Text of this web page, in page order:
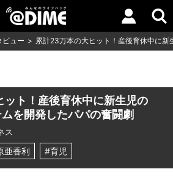
ビュー 累計23万本の大ヒット！産後育休中に
ット！産後育休中に新生児の
を開発したパパの奮闘劇
ス
亜香利 #育児